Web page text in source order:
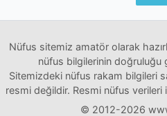
Nüfus sitemiz amatör olarak
nüfus bilgilerinin doğruluğu
Sitemizdeki nüfus rakam bilgileri
resmi değildir. Resmi nüfus verileri
© 2012-2026